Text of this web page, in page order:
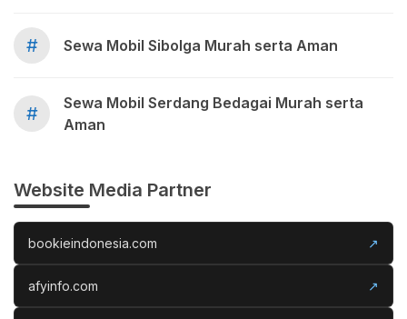
# Sewa Mobil Sibolga Murah serta Aman
#
Sewa Mobil Serdang Bedagai Murah serta
Aman
Website Media Partner
bookieindonesia.com ↗
afyinfo.com ↗